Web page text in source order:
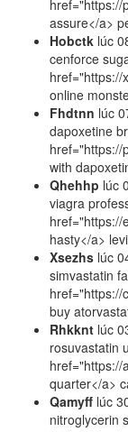
href="https://
assure</a>
Hobctk lúc
cenforce
href="https://
online
Fhdtnn lúc
dapoxetine
href="https://
with
Qhehhp lúc
viagra
href="https://
hasty</a>
Xsezhs lúc
simvastatin
href="https://
buy
Rhkknt lúc
rosuvastatin
href="https://
quarter</a>
Qamyff lúc
nitroglycerin